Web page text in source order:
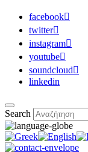
facebook
twitter
instagram
youtube
soundcloud
linkedin
Search